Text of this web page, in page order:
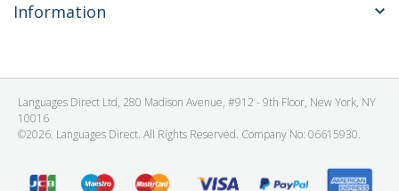
Information
Languages Direct Ltd, 280 Madison Avenue, #912 - 9th Floor, New York, NY
10016
©2026. Languages Direct. All Rights Reserved. Company No: 06615930.